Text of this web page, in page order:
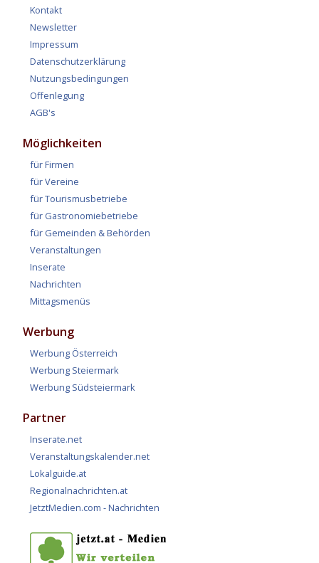
Kontakt
Newsletter
Impressum
Datenschutzerklärung
Nutzungsbedingungen
Offenlegung
AGB's
Möglichkeiten
für Firmen
für Vereine
für Tourismusbetriebe
für Gastronomiebetriebe
für Gemeinden & Behörden
Veranstaltungen
Inserate
Nachrichten
Mittagsmenüs
Werbung
Werbung Österreich
Werbung Steiermark
Werbung Südsteiermark
Partner
Inserate.net
Veranstaltungskalender.net
Lokalguide.at
Regionalnachrichten.at
JetztMedien.com - Nachrichten